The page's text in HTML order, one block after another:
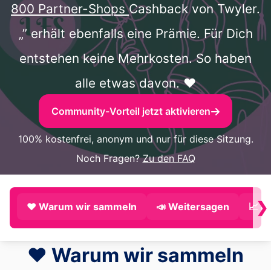
800 Partner-ShopsCashback von Twyler.
„” erhält ebenfalls eine Prämie. Für Dich
entstehen keine Mehrkosten. So haben
alle etwas davon. ❤️
Community-Vorteil jetzt aktivieren
100% kostenfrei, anonym und nur für diese Sitzung.
Noch Fragen?Zu den FAQ
❤️ Warum wir sammeln 📣 Weitersagen 📈❯
❤️ Warum wir sammeln